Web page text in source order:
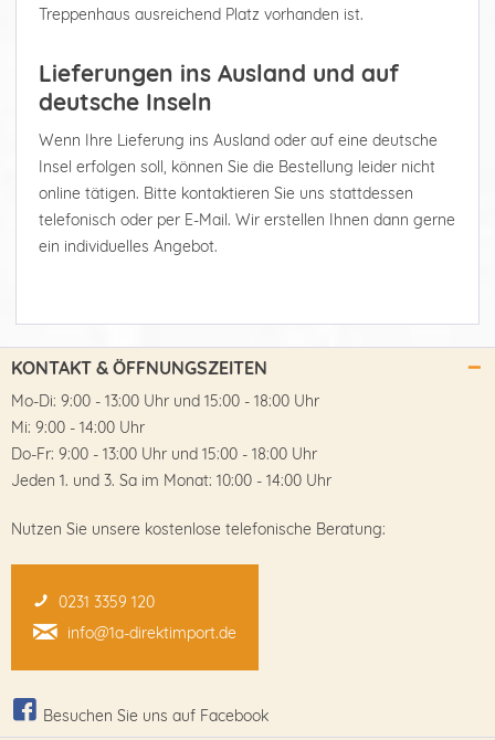
Treppenhaus ausreichend Platz vorhanden ist.
Lieferungen ins Ausland und auf
deutsche Inseln
Wenn Ihre Lieferung ins Ausland oder auf eine deutsche
Insel erfolgen soll, können Sie die Bestellung leider nicht
online tätigen. Bitte kontaktieren Sie uns stattdessen
telefonisch oder per E-Mail. Wir erstellen Ihnen dann gerne
ein individuelles Angebot.
KONTAKT & ÖFFNUNGSZEITEN
Mo-Di: 9:00 - 13:00 Uhr und 15:00 - 18:00 Uhr
Mi: 9:00 - 14:00 Uhr
Do-Fr: 9:00 - 13:00 Uhr und 15:00 - 18:00 Uhr
Jeden 1. und 3. Sa im Monat: 10:00 - 14:00 Uhr
Nutzen Sie unsere kostenlose telefonische Beratung:
0231 3359 120
info@1a-direktimport.de
Besuchen Sie uns auf Facebook